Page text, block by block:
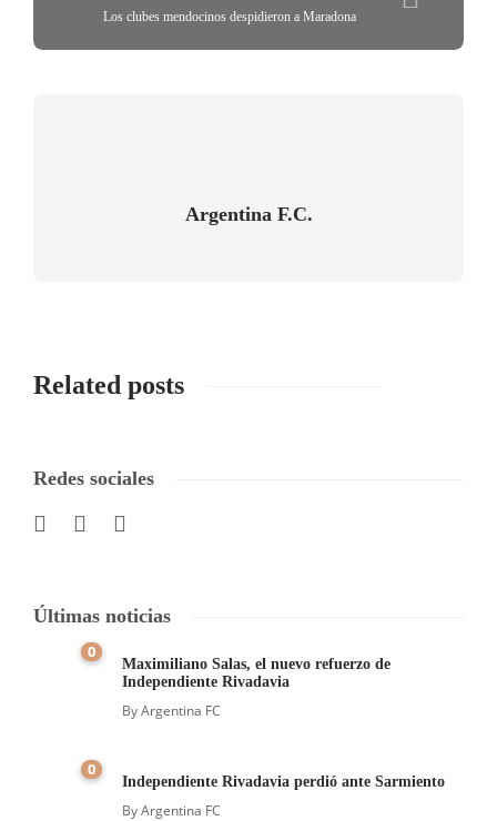
Los clubes mendocinos despidieron a Maradona
Argentina F.C.
Related posts
Redes sociales
Últimas noticias
0
Maximiliano Salas, el nuevo refuerzo de
Independiente Rivadavia
ByArgentina FC
0
Independiente Rivadavia perdió ante Sarmiento
ByArgentina FC